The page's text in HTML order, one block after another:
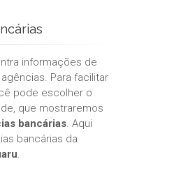
informações de
Para facilitar
pode escolher o
que mostraremos
bancárias. Aqui
bancárias da
.